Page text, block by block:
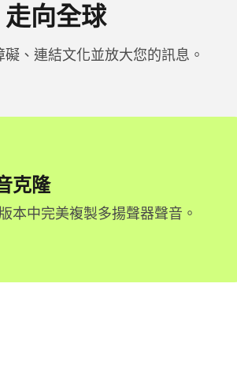
向全球
、連結文化並放大您的訊息。
克隆
本中完美複製多揚聲器聲音。